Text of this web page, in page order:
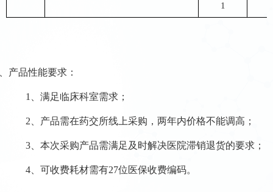
1
产品性能要求：
1、 满足临床科室需求 ；
2、 产品需在药交所线上采购， 两年内价格不能调高；
3、本次采购产品需满足及时解决医院滞销退货的要求；
4、可收费耗材需有27位医保收费编码。